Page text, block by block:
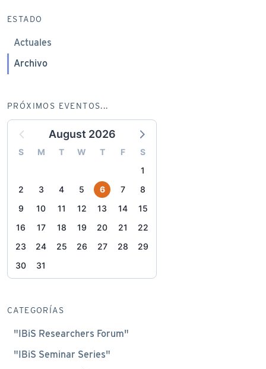
ESTADO
Actuales
Archivo
PRÓXIMOS EVENTOS...
August 2026
S M T W T F
S
1
2
3 4 5 6 7
8
9
10 11 12 13 14
15
16
17 18 19 20 21
22
23
24 25 26 27 28
29
30
31
CATEGORÍAS
"IBiS Researchers Forum"
"IBiS Seminar Series"